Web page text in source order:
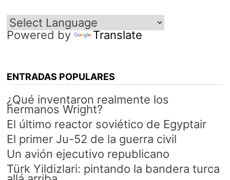
Powered by Translate
ENTRADAS POPULARES
¿Qué inventaron realmente los
hermanos Wright?
El último reactor soviético de Egyptair
El primer Ju-52 de la guerra civil
Un avión ejecutivo republicano
Türk Yildizlari: pintando la bandera turca